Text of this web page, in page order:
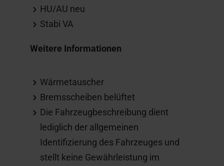
HU/AU neu
Stabi VA
Weitere Informationen
Wärmetauscher
Bremsscheiben belüftet
Die Fahrzeugbeschreibung dient
lediglich der allgemeinen
Identifizierung des Fahrzeuges und
stellt keine Gewährleistung im